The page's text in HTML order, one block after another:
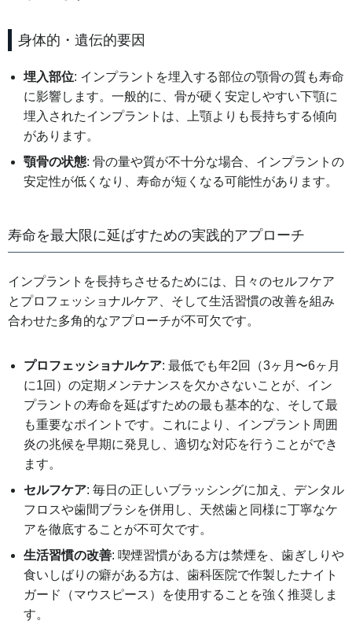
身体的・遺伝的要因
埋入部位: インプラントを埋入する部位の顎骨の質も寿命
に影響します。一般的に、骨が硬く安定しやすい下顎に
埋入されたインプラントは、上顎よりも長持ちする傾向
があります。
顎骨の状態: 骨の量や質が不十分な場合、インプラントの
安定性が低くなり、寿命が短くなる可能性があります。
寿命を最大限に延ばすための実践的アプローチ
インプラントを長持ちさせるためには、日々のセルフケア
とプロフェッショナルケア、そして生活習慣の改善を組み
合わせた多角的なアプローチが不可欠です。
プロフェッショナルケア: 最低でも年2回（3ヶ月〜6ヶ月
に1回）の定期メンテナンスを欠かさないことが、イン
プラントの寿命を延ばすための最も基本的な、そして最
も重要なポイントです。これにより、インプラント周囲
炎の兆候を早期に発見し、適切な対応を行うことができ
ます。
セルフケア: 毎日の正しいブラッシングに加え、デンタル
フロスや歯間ブラシを併用し、天然歯と同様に丁寧なケ
アを徹底することが不可欠です。
生活習慣の改善: 喫煙習慣がある方は禁煙を、歯ぎしりや
食いしばりの癖がある方は、歯科医院で作製したナイト
ガード（マウスピース）を使用することを強く推奨しま
す。